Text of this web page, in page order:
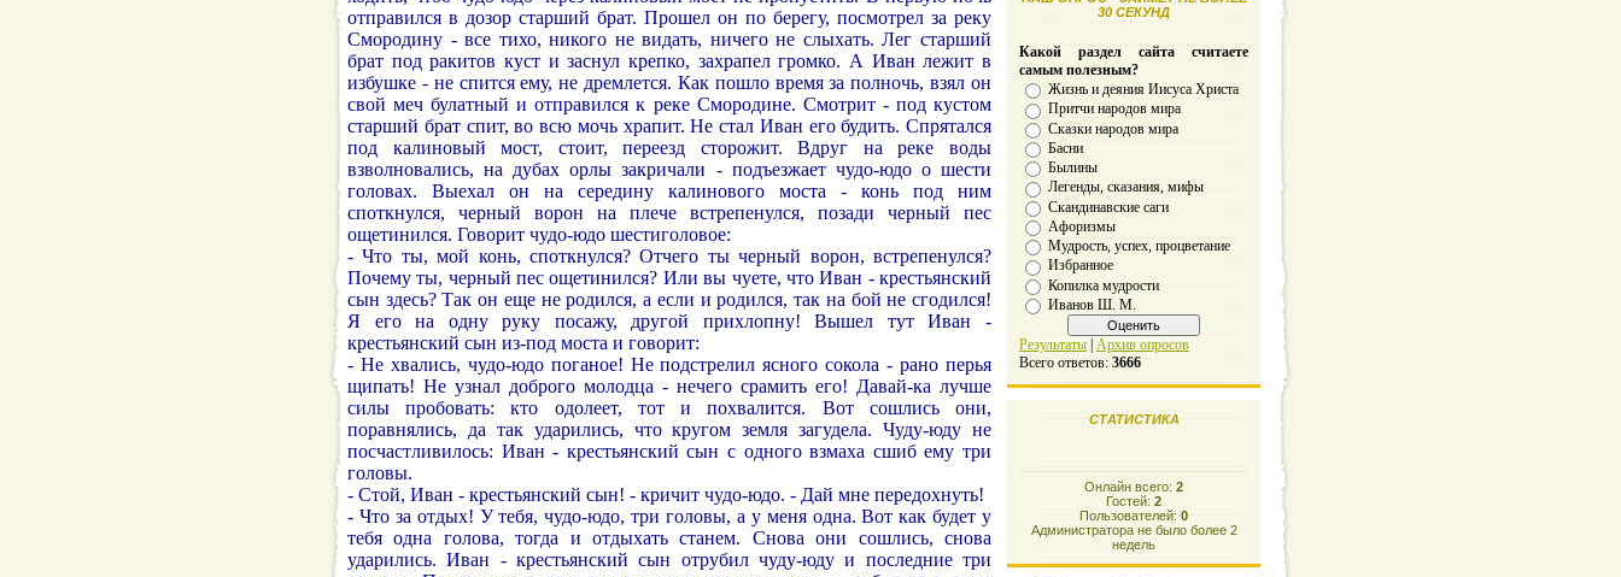
отправился в дозор старший брат. Прошел он по берегу, посмотрел за реку
Смородину - все тихо, никого не видать, ничего не слыхать. Лег старший
брат под ракитов куст и заснул крепко, захрапел громко. А Иван лежит в
избушке - не спится ему, не дремлется. Как пошло время за полночь, взял он
свой меч булатный и отправился к реке Смородине. Смотрит - под кустом
старший брат спит, во всю мочь храпит. Не стал Иван его будить. Спрятался
под калиновый мост, стоит, переезд сторожит. Вдруг на реке воды
взволновались, на дубах орлы закричали - подъезжает чудо-юдо о шести
головах. Выехал он на середину калинового моста - конь под ним
споткнулся, черный ворон на плече встрепенулся, позади черный пес
ощетинился. Говорит чудо-юдо шестиголовое:
- Что ты, мой конь, споткнулся? Отчего ты черный ворон, встрепенулся?
Почему ты, черный пес ощетинился? Или вы чуете, что Иван - крестьянский
сын здесь? Так он еще не родился, а если и родился, так на бой не сгодился!
Я его на одну руку посажу, другой прихлопну! Вышел тут Иван -
крестьянский сын из-под моста и говорит:
- Не хвались, чудо-юдо поганое! Не подстрелил ясного сокола - рано перья
щипать! Не узнал доброго молодца - нечего срамить его! Давай-ка лучше
силы пробовать: кто одолеет, тот и похвалится. Вот сошлись они,
поравнялись, да так ударились, что кругом земля загудела. Чуду-юду не
посчастливилось: Иван - крестьянский сын с одного взмаха сшиб ему три
головы.
- Стой, Иван - крестьянский сын! - кричит чудо-юдо. - Дай мне передохнуть!
- Что за отдых! У тебя, чудо-юдо, три головы, а у меня одна. Вот как будет у
тебя одна голова, тогда и отдыхать станем. Снова они сошлись, снова
ударились. Иван - крестьянский сын отрубил чуду-юду и последние три
30 СЕКУНД
Какой раздел сайта считаете
самым полезным?
Жизнь и деяния Иисуса Христа
Притчи народов мира
Сказки народов мира
Басни
Былины
Легенды, сказания, мифы
Скандинавские саги
Афоризмы
Мудрость, успех, процветание
Избранное
Копилка мудрости
Иванов Ш. М.
Результаты Архив опросов
Всего ответов: 3666
СТАТИСТИКА
Онлайн всего: 2
Гостей: 2
Пользователей: 0
Администратора не было более 2
недель